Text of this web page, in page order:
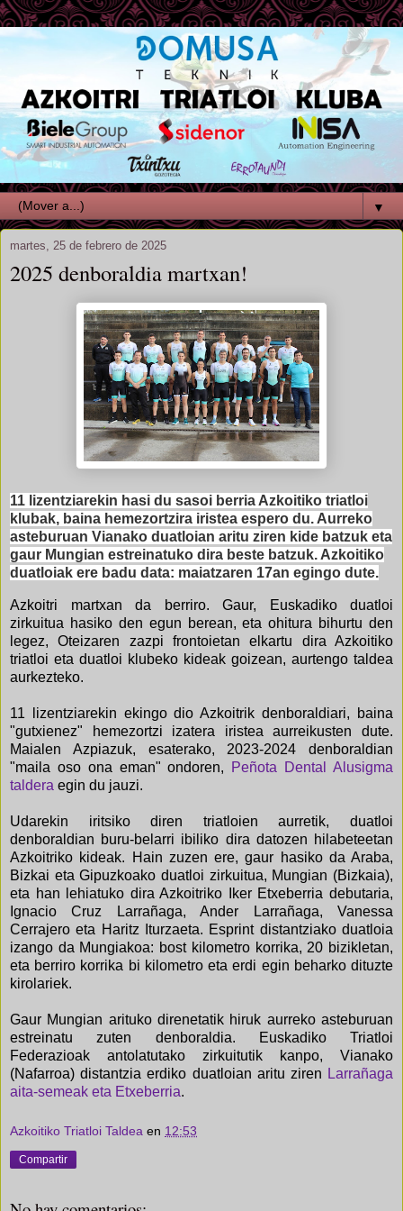
▼
martes, 25 de febrero de 2025
2025 denboraldia martxan!
11 lizentziarekin hasi du sasoi berria Azkoitiko triatloi
klubak, baina hemezortzira iristea espero du. Aurreko
asteburuan Vianako duatloian aritu ziren kide batzuk eta
gaur Mungian estreinatuko dira beste batzuk. Azkoitiko
duatloiak ere badu data: maiatzaren 17an egingo dute.
Azkoitri martxan da berriro. Gaur, Euskadiko duatloi
zirkuitua hasiko den egun berean, eta ohitura bihurtu den
legez, Oteizaren zazpi frontoietan elkartu dira Azkoitiko
triatloi eta duatloi klubeko kideak goizean, aurtengo taldea
aurkezteko.
11 lizentziarekin ekingo dio Azkoitrik denboraldiari, baina
"gutxienez" hemezortzi izatera iristea aurreikusten dute.
Maialen Azpiazuk, esaterako, 2023-2024 denboraldian
"maila oso ona eman" ondoren,
Peñota Dental Alusigma
taldera egin du jauzi.
Udarekin iritsiko diren triatloien aurretik, duatloi
denboraldian buru-belarri ibiliko dira datozen hilabeteetan
Azkoitriko kideak. Hain zuzen ere, gaur hasiko da Araba,
Bizkai eta Gipuzkoako duatloi zirkuitua, Mungian (Bizkaia),
eta han lehiatuko dira Azkoitriko Iker Etxeberria debutaria,
Ignacio Cruz Larrañaga, Ander Larrañaga, Vanessa
Cerrajero eta Haritz Iturzaeta. Esprint distantziako duatloia
izango da Mungiakoa: bost kilometro korrika, 20 bizikletan,
eta berriro korrika bi kilometro eta erdi egin beharko dituzte
kirolariek.
Gaur Mungian arituko direnetatik hiruk aurreko asteburuan
estreinatu zuten denboraldia. Euskadiko Triatloi
Federazioak antolatutako zirkuitutik kanpo, Vianako
(Nafarroa) distantzia erdiko duatloian aritu ziren Larrañaga
aita-semeak eta Etxeberria.
Azkoitiko Triatloi Taldea en 12:53
Compartir